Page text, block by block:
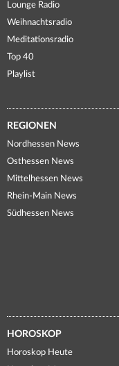
Lounge Radio
Weihnachtsradio
Meditationsradio
Top 40
Playlist
REGIONEN
Nordhessen News
Osthessen News
Mittelhessen News
Rhein-Main News
Südhessen News
HOROSKOP
Horoskop Heute